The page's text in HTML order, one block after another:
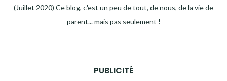
(Juillet 2020) Ce blog, c'est un peu de tout, de nous, de la vie de
parent... mais pas seulement !
PUBLICITÉ